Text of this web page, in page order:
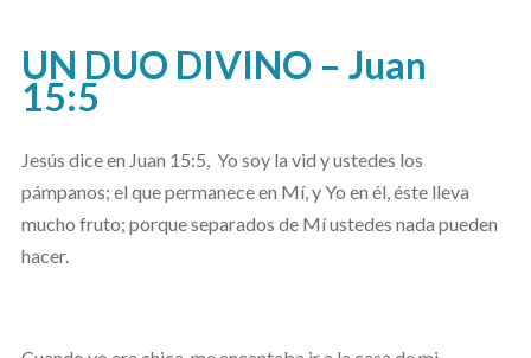
UN DUO DIVINO – Juan
15:5
Jesús dice en Juan 15:5, Yo soy la vid y ustedes los
pámpanos; el que permanece en Mí, y Yo en él, éste lleva
mucho fruto; porque separados de Mí ustedes nada pueden
hacer.